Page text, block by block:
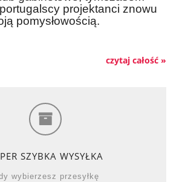
portugalscy projektanci znowu
pomysłowością.
czytaj całość »
SZYBKA WYSYŁKA
wybierzesz przesyłkę